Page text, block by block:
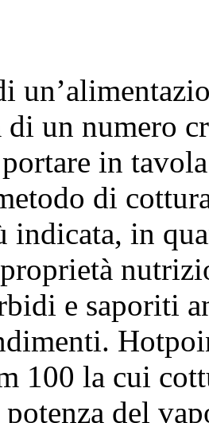
un numero
in
di
indicata, in
proprietà
e saporiti
100 la cui
del